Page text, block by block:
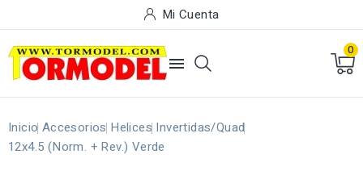
Mi Cuenta

0
Inicio Accesorios Helices Invertidas/Quad
12x4.5 (Norm. + Rev.) Verde